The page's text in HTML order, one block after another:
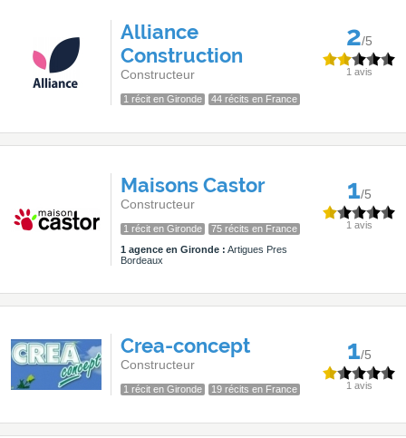
Alliance
Construction
Constructeur
1 récit en Gironde 44 récits en France
2/5
1 avis
Maisons Castor
Constructeur
1 récit en Gironde
75 récits en France
1 agence en Gironde : Artigues Pres
Bordeaux
1/5
1 avis
Crea-concept
Constructeur
1 récit en Gironde 19 récits en France
1/5
1 avis